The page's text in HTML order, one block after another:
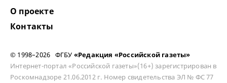
О проекте
Контакты
© 1998–2026 ФГБУ «Редакция «Российской газеты»
Интернет-портал «Российской газеты»(16+) зарегистрирован в
Роскомнадзоре 21.06.2012 г. Номер свидетельства ЭЛ № ФС 77